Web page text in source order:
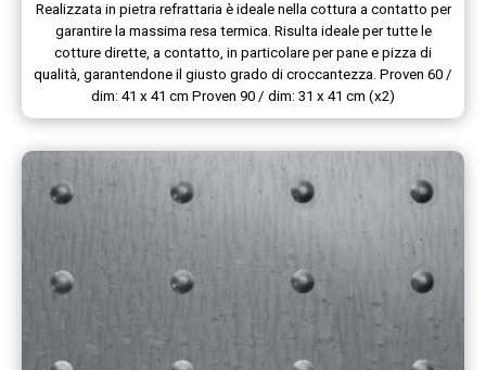
Realizzata in pietra refrattaria è ideale nella cottura a contatto per
garantire la massima resa termica. Risulta ideale per tutte le
cotture dirette, a contatto, in particolare per pane e pizza di
qualità, garantendone il giusto grado di croccantezza. Proven 60 /
dim: 41 x 41 cm Proven 90 / dim: 31 x 41 cm (x2)